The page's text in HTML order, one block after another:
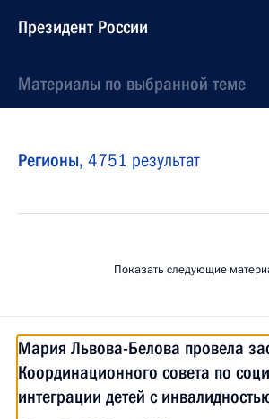
Президент России
Материалы по выбранной теме
Регионы, 4751 результат
Показать следующие
Мария Львова-Белова провела
Координационного совета по
интеграции детей с